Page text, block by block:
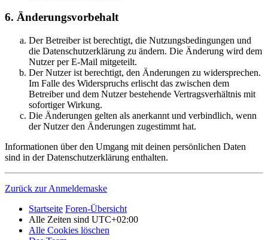
6. Änderungsvorbehalt
Der Betreiber ist berechtigt, die Nutzungsbedingungen und
die Datenschutzerklärung zu ändern. Die Änderung wird dem
Nutzer per E-Mail mitgeteilt.
Der Nutzer ist berechtigt, den Änderungen zu widersprechen.
Im Falle des Widerspruchs erlischt das zwischen dem
Betreiber und dem Nutzer bestehende Vertragsverhältnis mit
sofortiger Wirkung.
Die Änderungen gelten als anerkannt und verbindlich, wenn
der Nutzer den Änderungen zugestimmt hat.
Informationen über den Umgang mit deinen persönlichen Daten
sind in der Datenschutzerklärung enthalten.
Zurück zur Anmeldemaske
Startseite Foren-Übersicht
Alle Zeiten sind UTC+02:00
Alle Cookies löschen